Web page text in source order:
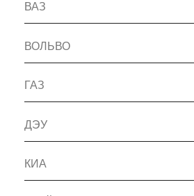
ВАЗ
ВОЛЬВО
ГАЗ
ДЭУ
КИА